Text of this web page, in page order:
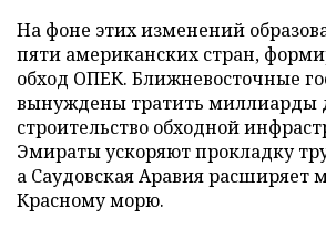
На фоне этих изменений
пяти американских стран,
обход ОПЕК. Ближневосточные
вынуждены тратить миллиарды
строительство обходной
Эмираты ускоряют прокладку
а Саудовская Аравия расширяет
Красному морю.